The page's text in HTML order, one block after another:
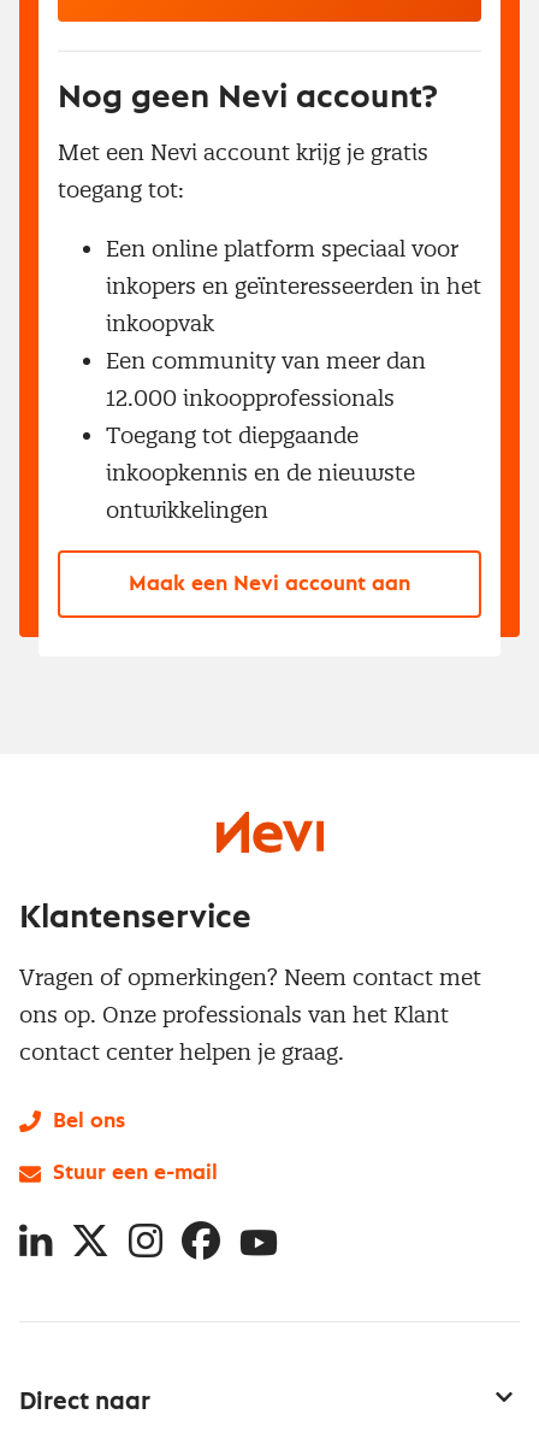
Nog geen Nevi account?
Met een Nevi account krijg je gratis
toegang tot:
Een online platform speciaal voor
inkopers en geïnteresseerden in het
inkoopvak
Een community van meer dan
12.000 inkoopprofessionals
Toegang tot diepgaande
inkoopkennis en de nieuwste
ontwikkelingen
Maak een Nevi account aan
Direct naar
Klantenservice
Vragen of opmerkingen? Neem contact met
ons op. Onze professionals van het Klant
contact center helpen je graag.
Bel ons
Stuur een e-mail
LinkedIn
X InstagramFacebookYouTube